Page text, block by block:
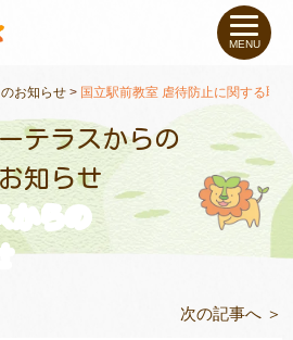
ま（０〜６才）
の お子さま
MENU
お知らせ > 国立駅前教室 虐待防止に関する取
テラスからの
お知らせ
からの
次の記事へ ＞